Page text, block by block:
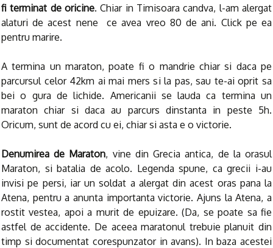
fi terminat de oricine. Chiar in Timisoara candva, l-am alergat
alaturi de acest nene ce avea vreo 80 de ani. Click pe ea
pentru marire.
A termina un maraton, poate fi o mandrie chiar si daca pe
parcursul celor 42km ai mai mers si la pas, sau te-ai oprit sa
bei o gura de lichide. Americanii se lauda ca termina un
maraton chiar si daca au parcurs dinstanta in peste 5h.
Oricum, sunt de acord cu ei, chiar si asta e o victorie.
Denumirea de Maraton, vine din Grecia antica, de la orasul
Maraton, si batalia de acolo. Legenda spune, ca grecii i-au
invisi pe persi, iar un soldat a alergat din acest oras pana la
Atena, pentru a anunta importanta victorie. Ajuns la Atena, a
rostit vestea, apoi a murit de epuizare. (Da, se poate sa fie
astfel de accidente. De aceea maratonul trebuie planuit din
timp si documentat corespunzator in avans). In baza acestei